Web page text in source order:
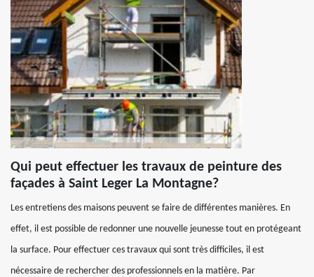
Qui peut effectuer les travaux de peinture des
façades à Saint Leger La Montagne?
Les entretiens des maisons peuvent se faire de différentes manières. En
effet, il est possible de redonner une nouvelle jeunesse tout en protégeant
la surface. Pour effectuer ces travaux qui sont très difficiles, il est
nécessaire de rechercher des professionnels en la matière. Par